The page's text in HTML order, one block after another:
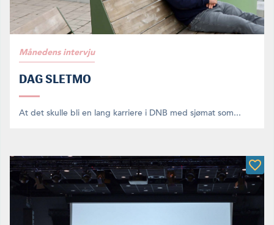
Månedens intervju
DAG SLETMO
At det skulle bli en lang karriere i DNB med sjømat som...